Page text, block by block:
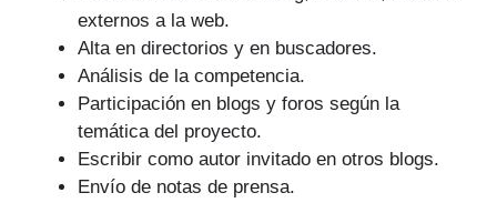
externos a la web.
Alta en directorios y en buscadores.
Análisis de la competencia.
Participación en blogs y foros según la
temática del proyecto.
Escribir como autor invitado en otros blogs.
Envío de notas de prensa.